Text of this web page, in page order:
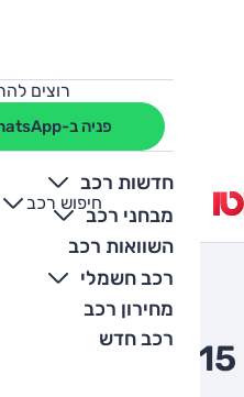
רוצים
פניה ב-WhatsApp
חדשות רכב
מבחני רכב
השוואות רכב
רכב חשמלי
מחירון רכב
רכב חדש
חיפוש רכב
+
-